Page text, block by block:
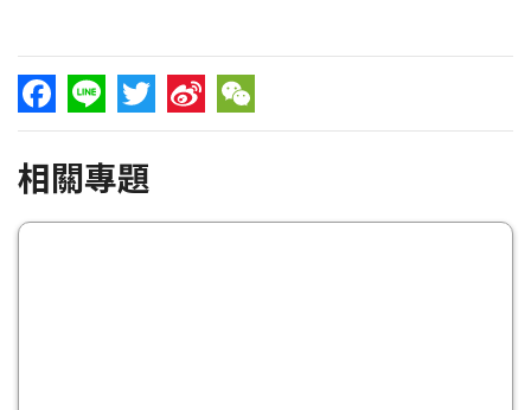
Facebook
Line TwitterSina WeChat
相關專題